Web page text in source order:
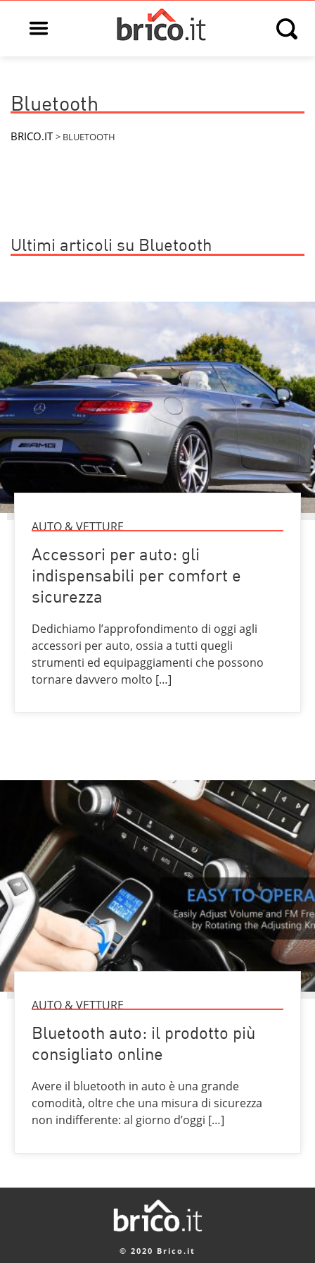
Open main menu Open
Bluetooth
BRICO.IT > BLUETOOTH
Ultimi articoli su Bluetooth
AUTO & VETTURE
Accessori per auto: gli
indispensabili per comfort e
sicurezza
Dedichiamo l’approfondimento di oggi agli
accessori per auto, ossia a tutti quegli
strumenti ed equipaggiamenti che possono
tornare davvero molto […]
AUTO & VETTURE
Bluetooth auto: il prodotto più
consigliato online
Avere il bluetooth in auto è una grande
comodità, oltre che una misura di sicurezza
non indifferente: al giorno d’oggi […]
© 2020 Brico.it